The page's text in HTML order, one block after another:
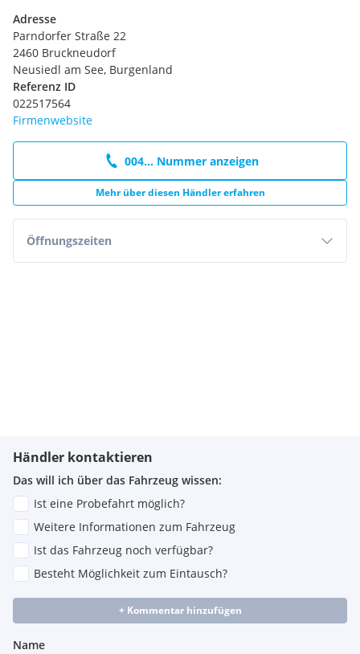
Adresse
Parndorfer Straße 22
2460 Bruckneudorf
Neusiedl am See, Burgenland
Referenz ID
022517564
Firmenwebsite
004... Nummer anzeigen
Mehr über diesen Händler erfahren
Öffnungszeiten
Händler kontaktieren
Das will ich über das Fahrzeug wissen:
Ist eine Probefahrt möglich?
Weitere Informationen zum Fahrzeug
Ist das Fahrzeug noch verfügbar?
Besteht Möglichkeit zum Eintausch?
+ Kommentar hinzufügen
Name